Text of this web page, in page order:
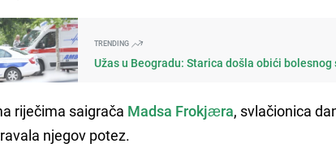
TRENDING
Užas u Beogradu: Starica došla obići
riječima saigrača Madsa Frokjæra, svlačionica
njegov potez.